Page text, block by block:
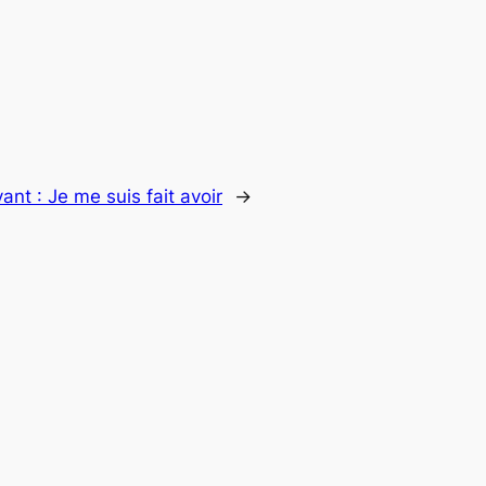
: Je me suis fait avoir →